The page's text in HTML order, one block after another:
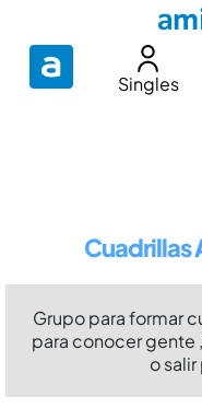
Singles
Cuadrillas
Grupo para formar
para conocer gente
o